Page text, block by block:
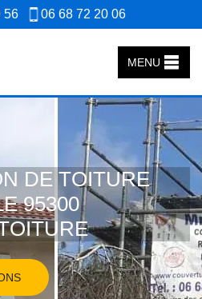
56 06 68 72 20 06
MENU
DE TOITURE
95300